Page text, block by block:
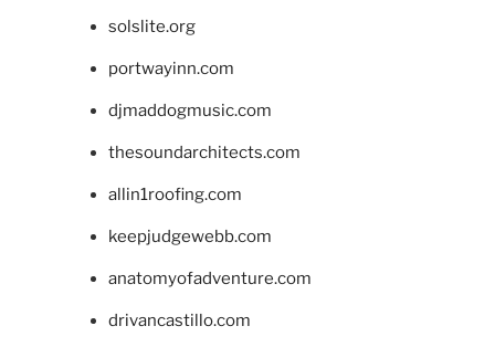
solslite.org
portwayinn.com
djmaddogmusic.com
thesoundarchitects.com
allin1roofing.com
keepjudgewebb.com
anatomyofadventure.com
drivancastillo.com